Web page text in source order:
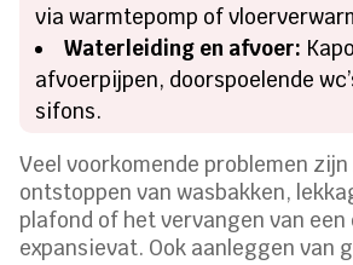
via warmtepomp of
Waterleiding en afvoer:
afvoerpijpen, doorspoelende
sifons.
Veel voorkomende problemen
ontstoppen van wasbakken,
plafond of het vervangen van
expansievat. Ook aanleggen van